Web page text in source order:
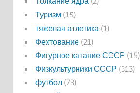
Туризм (15)
тяжелая атлетика (1)
Фехтование(21)
Фигурное катание СССР (15)
Физкультурники СССР (313)
футбол(73)